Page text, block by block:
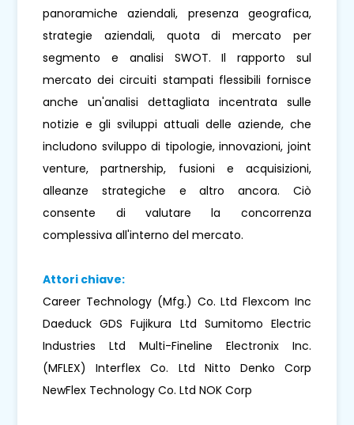
panoramiche aziendali, presenza geografica,
strategie aziendali, quota di mercato per
segmento e analisi SWOT. Il rapporto sul
mercato dei circuiti stampati flessibili fornisce
anche un'analisi dettagliata incentrata sulle
notizie e gli sviluppi attuali delle aziende, che
includono sviluppo di tipologie, innovazioni, joint
venture, partnership, fusioni e acquisizioni,
alleanze strategiche e altro ancora. Ciò
consente di valutare la concorrenza
complessiva all'interno del mercato.
Attori chiave:
Career Technology (Mfg.) Co. Ltd Flexcom Inc
Daeduck GDS Fujikura Ltd Sumitomo Electric
Industries Ltd Multi-Fineline Electronix Inc.
(MFLEX) Interflex Co. Ltd Nitto Denko Corp
NewFlex Technology Co. Ltd NOK Corp